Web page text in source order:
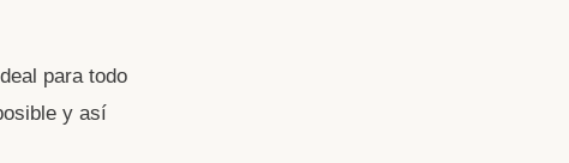
para todo
y así